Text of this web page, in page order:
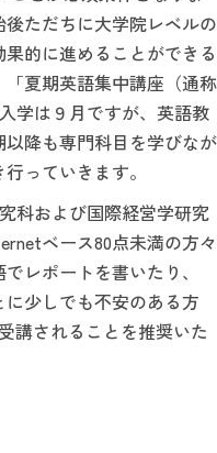
ただちに大学院レベルの
的に進めることができる
夏期英語集中講座（通称
学は９月ですが、英語教
降も専門科目を学びなが
っていきます。
科および国際経営学研究
ベース80点未満の方々
レポートを書いたり、
少しでも不安のある方
講されることを推奨いた